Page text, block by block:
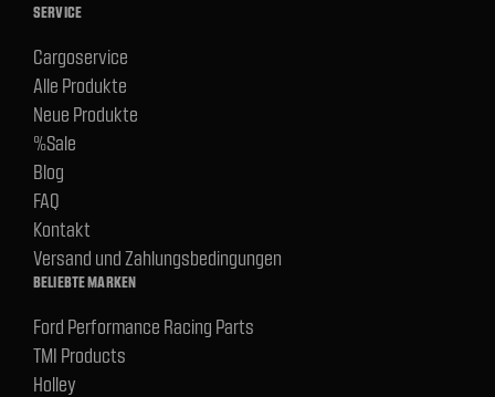
SERVICE
Cargoservice
Alle Produkte
Neue Produkte
%Sale
Blog
FAQ
Kontakt
Versand und Zahlungsbedingungen
BELIEBTE MARKEN
Ford Performance Racing Parts
TMI Products
Holley